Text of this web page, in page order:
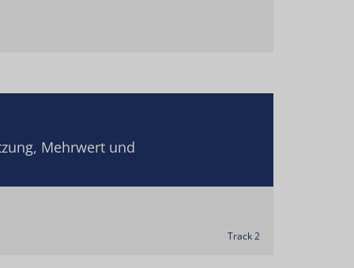
Mehrwert und
Track 2